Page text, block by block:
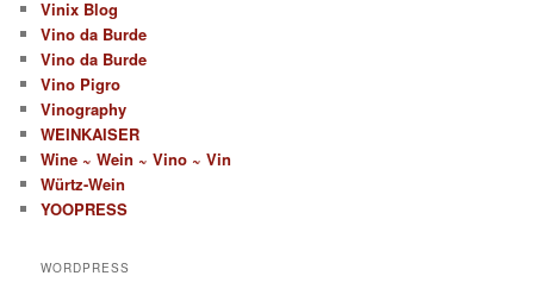
Vinix Blog
Vino da Burde
Vino da Burde
Vino Pigro
Vinography
WEINKAISER
Wine ~ Wein ~ Vino ~ Vin
Würtz-Wein
YOOPRESS
WORDPRESS